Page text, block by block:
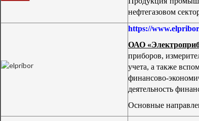
нефтегазовом
https://
ОАО
приборов,
учета, а также
финансово-
деятельность
Основные